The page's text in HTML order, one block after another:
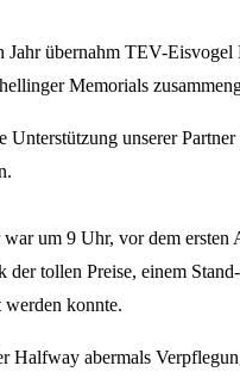
Jahr übernahm TEV-
Memorials
unserer
war um 9 Uhr, vor dem
der tollen Preise, einem
konnte.
Halfway abermals